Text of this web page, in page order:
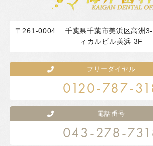
〒261-0004
千葉県千葉市美浜区高洲
ィカルビル美浜 3F
フリーダイヤル
0120-787-
電話番号
043-278-